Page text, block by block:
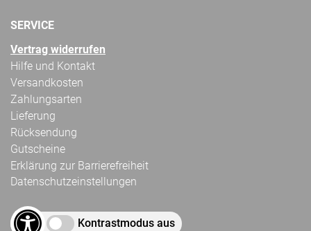
SERVICE
Vertrag widerrufen
Hilfe und Kontakt
Versandkosten
Zahlungsarten
Lieferung
Rücksendung
Gutscheine
Erklärung zur Barrierefreiheit
Datenschutzeinstellungen
Kontrastmodus aus